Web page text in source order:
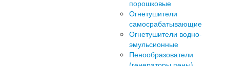
порошковые
Огнетушители
самосрабатывающие
Огнетушители водно-
эмульсионные
Пенообразователи